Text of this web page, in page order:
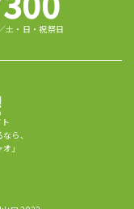
土・日・祝祭日
ら、
」